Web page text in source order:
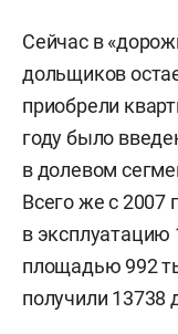
Сейчас в
дольщиков
приобрели
году было
в долевом
Всего же с 2007
в
площадью 992
получили 13738